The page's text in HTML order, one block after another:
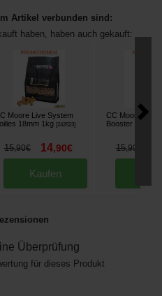
Artikel verbunden sind:
haben, haben auch gekauft:
Moore Live System
18mm 1kg [242623]
15,90€ 14,90€
Kaufen
CC Moore Live
Booster 500ml
15,90
Überprüfung
für dieses Produkt